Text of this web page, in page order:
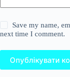
Save my name,
next time I comment.
Опублікувати